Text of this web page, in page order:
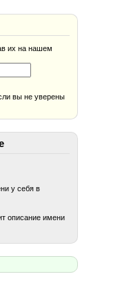
их на нашем
вы не уверены
у себя в
описание имени